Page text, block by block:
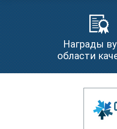
Награды
области